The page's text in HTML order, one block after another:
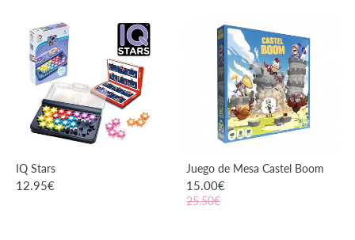
VER PRODUCTO VER PRODUCTO
IQ Stars
12.95€
Juego de Mesa Castel Boom
15.00€
25.50€